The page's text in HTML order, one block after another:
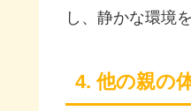
し、静かな環境
4. 他の親の